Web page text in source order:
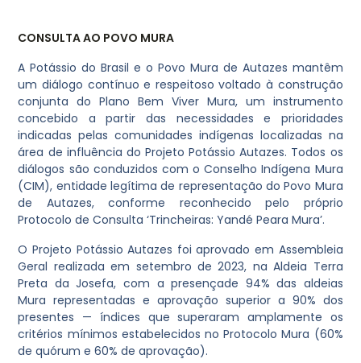
CONSULTA AO POVO MURA
A Potássio do Brasil e o Povo Mura de Autazes mantêm
um diálogo contínuo e respeitoso voltado à construção
conjunta do Plano Bem Viver Mura, um instrumento
concebido a partir das necessidades e prioridades
indicadas pelas comunidades indígenas localizadas na
área de influência do Projeto Potássio Autazes. Todos os
diálogos são conduzidos com o Conselho Indígena Mura
(CIM), entidade legítima de representação do Povo Mura
de Autazes, conforme reconhecido pelo próprio
Protocolo de Consulta ‘Trincheiras: Yandé Peara Mura’.
O Projeto Potássio Autazes foi aprovado em Assembleia
Geral realizada em setembro de 2023, na Aldeia Terra
Preta da Josefa, com a presençade 94% das aldeias
Mura representadas e aprovação superior a 90% dos
presentes — índices que superaram amplamente os
critérios mínimos estabelecidos no Protocolo Mura (60%
de quórum e 60% de aprovação).